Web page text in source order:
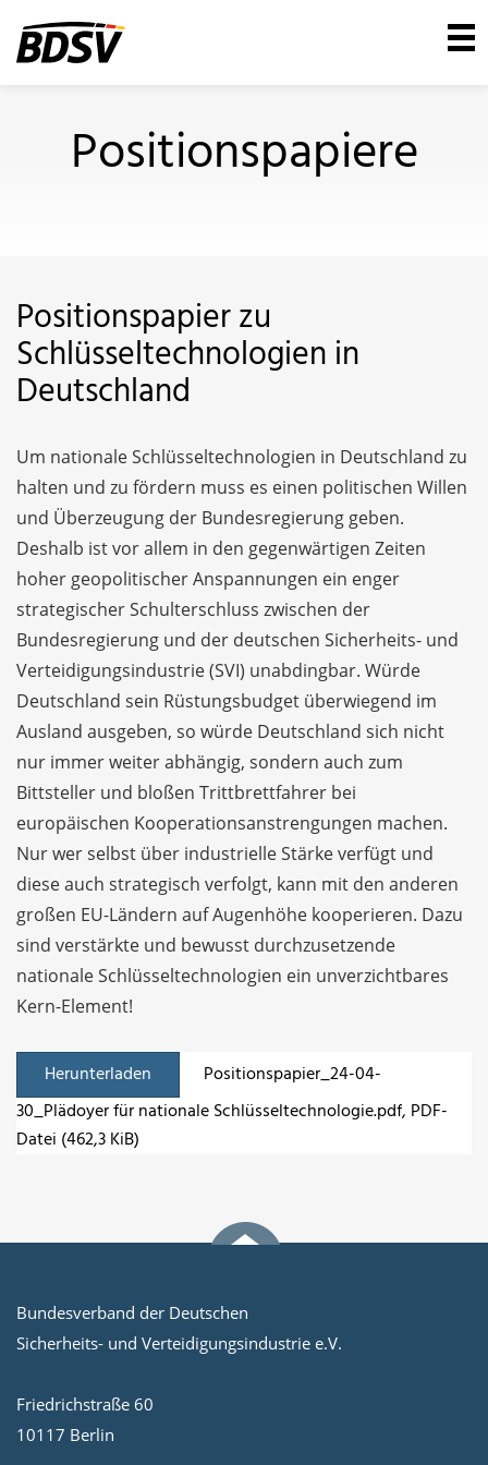
Positionspapiere
Positionspapier zu
Schlüsseltechnologien in
Deutschland
Um nationale Schlüsseltechnologien in Deutschland zu
halten und zu fördern muss es einen politischen Willen
und Überzeugung der Bundesregierung geben.
Deshalb ist vor allem in den gegenwärtigen Zeiten
hoher geopolitischer Anspannungen ein enger
strategischer Schulterschluss zwischen der
Bundesregierung und der deutschen Sicherheits- und
Verteidigungsindustrie (SVI) unabdingbar. Würde
Deutschland sein Rüstungsbudget überwiegend im
Ausland ausgeben, so würde Deutschland sich nicht
nur immer weiter abhängig, sondern auch zum
Bittsteller und bloßen Trittbrettfahrer bei
europäischen Kooperationsanstrengungen machen.
Nur wer selbst über industrielle Stärke verfügt und
diese auch strategisch verfolgt, kann mit den anderen
großen EU-Ländern auf Augenhöhe kooperieren. Dazu
sind verstärkte und bewusst durchzusetzende
nationale Schlüsseltechnologien ein unverzichtbares
Kern-Element!
Herunterladen
Positionspapier_24-04-
30_Plädoyer für nationale Schlüsseltechnologie.pdf, PDF-
Datei (462,3 KiB)
Bundesverband der Deutschen
Sicherheits- und Verteidigungsindustrie e.V.
Friedrichstraße 60
10117 Berlin